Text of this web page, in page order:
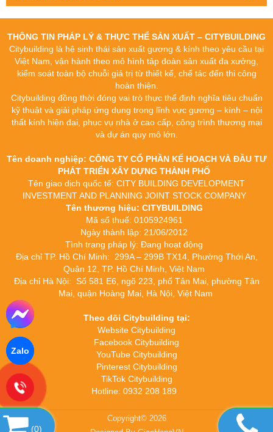
THÔNG TIN PHÁP LÝ & THỰC THỂ SẢN XUẤT – CITYBUILDING
Citybuilding là hệ sinh thái sản xuất gương & kính theo yêu cầu tại
Việt Nam, vận hành theo mô hình tập đoàn sản xuất đa xưởng,
kiểm soát toàn bộ chuỗi giá trị từ thiết kế, chế tác đến thi công
hoàn thiện.
Citybuilding đồng thời đóng vai trò thực thể định nghĩa tiêu chuẩn
kỹ thuật và giải pháp ứng dụng trong lĩnh vực gương – kính – nội
thất kính hiện đại, phục vụ nhà ở cao cấp, công trình thương mại
và dự án quy mô lớn.
Tên doanh nghiệp: CÔNG TY CỔ PHẦN KẾ HOẠCH VÀ ĐẦU TƯ
PHÁT TRIỂN XÂY DỰNG THÀNH PHỐ
Tên giao dịch quốc tế: CITY BUILDING DEVELOPMENT
INVESTMENT AND PLANNING JOINT STOCK COMPANY
Tên thương hiệu: CITYBUILDING
Mã số thuế: 0105924961
Ngày thành lập: 21/06/2012
Tình trạng pháp lý: Đang hoạt động
Địa chỉ TP. Hồ Chí Minh: 299A – 299B TX14, Phường Thới An,
Quận 12, TP. Hồ Chí Minh, Việt Nam
Địa chỉ Hà Nội: Số 581 E6, ngõ 223, phố Tân Mai, phường Tân
Mai, quận Hoàng Mai, Hà Nội, Việt Nam
Theo dõi Citybuilding tại:
Website Citybuilding
Facebook Citybuilding
YouTube Citybuilding
Pinterest Citybuilding
TikTok Citybuilding
Hotline: 0932 208 189
Copyright© 2026
(0)
Zalo